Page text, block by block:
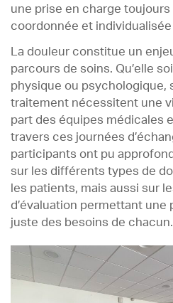
une prise en charge toujours
coordonnée et
La douleur constitue un
parcours de soins. Qu’elle
physique ou psychologique,
traitement nécessitent une
part des équipes médicales
travers ces journées
participants ont pu
sur les différents types de
les patients, mais aussi sur
d’évaluation permettant une
juste des besoins de chacun.